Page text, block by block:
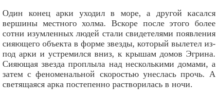
Один конец арки уходил в море, а другой касался
вершины местного холма. Вскоре после этого более
сотни изумленных людей стали свидетелями появления
сияющего объекта в форме звезды, который вылетел из-
под арки и устремился вниз, к крышам домов Эгрина.
Сияющая звезда проплыла над несколькими домами, а
затем с феноменальной скоростью унеслась прочь. А
светящаяся арка постепенно растворилась в ночи.